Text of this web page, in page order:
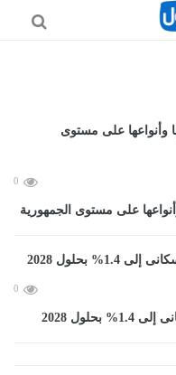
0
على مستوى الجمهورية
0
2028